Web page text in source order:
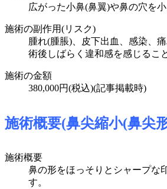
広がった小鼻(鼻翼)や鼻の穴を
施術の副作用(リスク)
腫れ(腫脹)、皮下出血、感染、
術後しばらく違和感を感じるこ
施術の金額
380,000円(税込)(記事掲載時)
施術概要(鼻尖縮小(鼻尖
施術概要
鼻の形をほっそりとシャープな
す。